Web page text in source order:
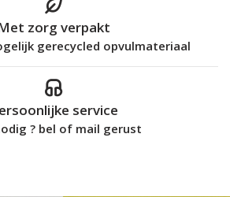
zorg verpakt
gerecycled opvulmateriaal
service
? bel of mail gerust